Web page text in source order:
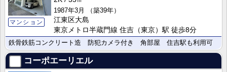
マンション
1987年3月
（築39年）
江東区大島
東京メトロ半蔵門線 住吉（東京）駅 徒歩8分
鉄骨鉄筋コンクリート造 防犯カメラ付き 角部屋 住吉駅も利用可
コーポエーリエル